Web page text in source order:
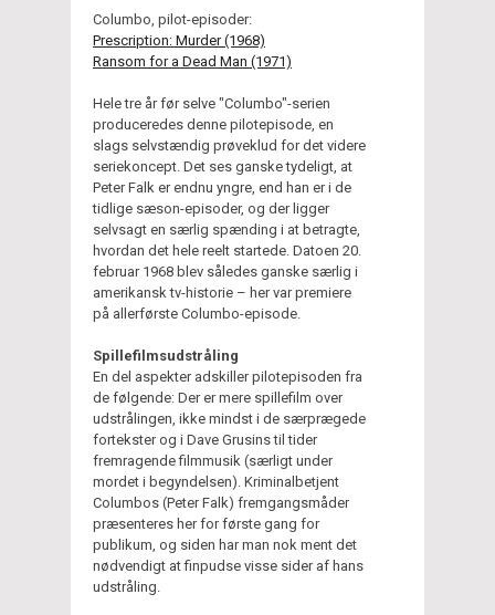
Columbo, pilot-episoder:
Prescription: Murder (1968)
Ransom for a Dead Man (1971)
Hele tre år før selve "Columbo"-serien
produceredes denne pilotepisode, en
slags selvstændig prøveklud for det videre
seriekoncept. Det ses ganske tydeligt, at
Peter Falk er endnu yngre, end han er i de
tidlige sæson-episoder, og der ligger
selvsagt en særlig spænding i at betragte,
hvordan det hele reelt startede. Datoen 20.
februar 1968 blev således ganske særlig i
amerikansk tv-historie – her var premiere
på allerførste Columbo-episode.
Spillefilmsudstråling
En del aspekter adskiller pilotepisoden fra
de følgende: Der er mere spillefilm over
udstrålingen, ikke mindst i de særprægede
fortekster og i Dave Grusins til tider
fremragende filmmusik (særligt under
mordet i begyndelsen). Kriminalbetjent
Columbos (Peter Falk) fremgangsmåder
præsenteres her for første gang for
publikum, og siden har man nok ment det
nødvendigt at finpudse visse sider af hans
udstråling.